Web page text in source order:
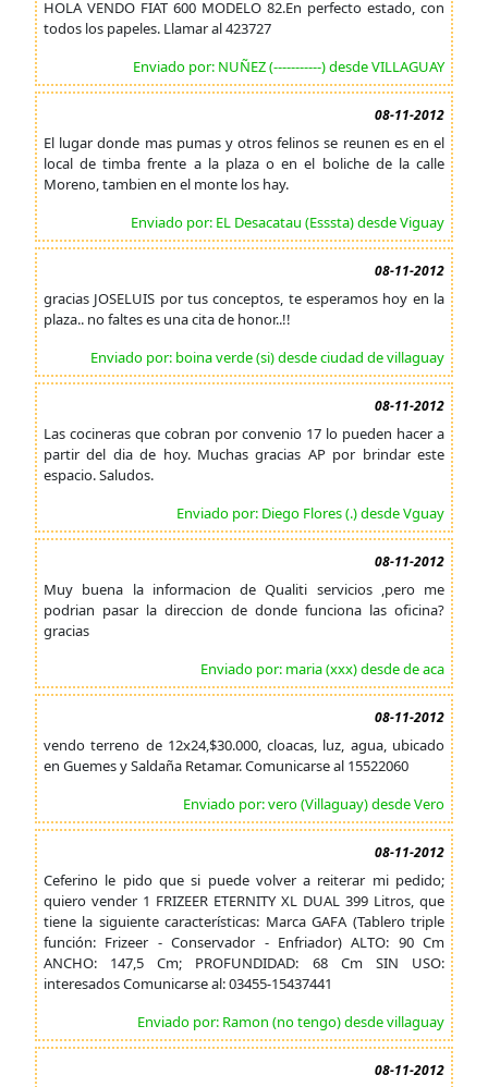
HOLA VENDO FIAT 600 MODELO 82.En perfecto estado, con
todos los papeles. Llamar al 423727
Enviado por: NUÑEZ (-----------) desde VILLAGUAY
08-11-2012
El lugar donde mas pumas y otros felinos se reunen es en el
local de timba frente a la plaza o en el boliche de la calle
Moreno, tambien en el monte los hay.
Enviado por: EL Desacatau (Esssta) desde Viguay
08-11-2012
gracias JOSELUIS por tus conceptos, te esperamos hoy en la
plaza.. no faltes es una cita de honor..!!
Enviado por: boina verde (si) desde ciudad de villaguay
08-11-2012
Las cocineras que cobran por convenio 17 lo pueden hacer a
partir del dia de hoy. Muchas gracias AP por brindar este
espacio. Saludos.
Enviado por: Diego Flores (.) desde Vguay
08-11-2012
Muy buena la informacion de Qualiti servicios ,pero me
podrian pasar la direccion de donde funciona las oficina?
gracias
Enviado por: maria (xxx) desde de aca
08-11-2012
vendo terreno de 12x24,$30.000, cloacas, luz, agua, ubicado
en Guemes y Saldaña Retamar. Comunicarse al 15522060
Enviado por: vero (Villaguay) desde Vero
08-11-2012
Ceferino le pido que si puede volver a reiterar mi pedido;
quiero vender 1 FRIZEER ETERNITY XL DUAL 399 Litros, que
tiene la siguiente características: Marca GAFA (Tablero triple
función: Frizeer - Conservador - Enfriador) ALTO: 90 Cm
ANCHO: 147,5 Cm; PROFUNDIDAD: 68 Cm SIN USO:
interesados Comunicarse al: 03455-15437441
Enviado por: Ramon (no tengo) desde villaguay
08-11-2012